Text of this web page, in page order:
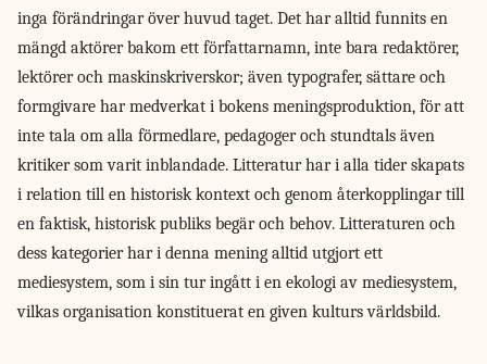
inga förändringar över huvud taget. Det har alltid funnits en
mängd aktörer bakom ett författarnamn, inte bara redaktörer,
lektörer och maskinskriverskor; även typografer, sättare och
formgivare har medverkat i bokens meningsproduktion, för att
inte tala om alla förmedlare, pedagoger och stundtals även
kritiker som varit inblandade. Litteratur har i alla tider skapats
i relation till en historisk kontext och genom återkopplingar till
en faktisk, historisk publiks begär och behov. Litteraturen och
dess kategorier har i denna mening alltid utgjort ett
mediesystem, som i sin tur ingått i en ekologi av mediesystem,
vilkas organisation konstituerat en given kulturs världsbild.